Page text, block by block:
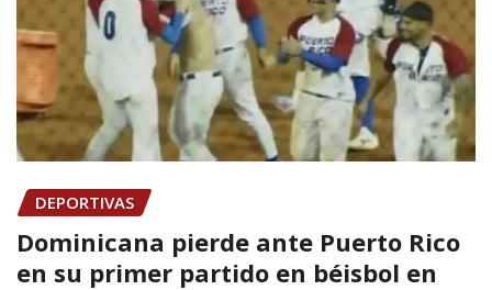
DEPORTIVAS
Dominicana pierde ante Puerto Rico
en su primer partido en béisbol en